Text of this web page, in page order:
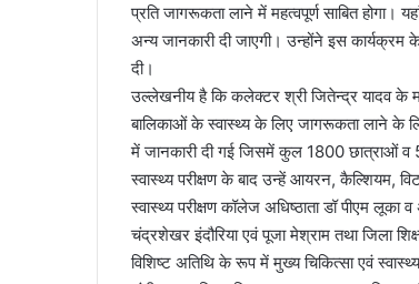
प्रति जागरूकता लाने में महत्वपूर्ण साबित होगा।
अन्य जानकारी दी जाएगी। उन्होंने इस कार्यक्रम
दी।
उल्लेखनीय है कि कलेक्टर श्री जितेन्द्र यादव के
बालिकाओं के स्वास्थ्य के लिए जागरूकता लाने के
में जानकारी दी गई जिसमें कुल 1800 छात्राओं व
स्वास्थ्य परीक्षण के बाद उन्हें आयरन, कैल्शियम,
स्वास्थ्य परीक्षण कॉलेज अधिष्ठाता डॉ पीएम
चंद्रशेखर इंदौरिया एवं पूजा मेश्राम तथा जिला
विशिष्ट अतिथि के रूप में मुख्य चिकित्सा एवं